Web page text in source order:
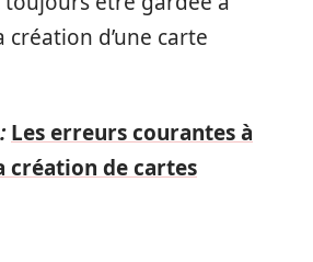
création d’une carte
Les erreurs courantes à
création de cartes